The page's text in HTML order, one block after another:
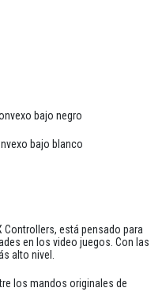
bajo negro
bajo blanco
Controllers, está pensado para
en los video juegos. Con las
alto nivel.
los mandos originales de